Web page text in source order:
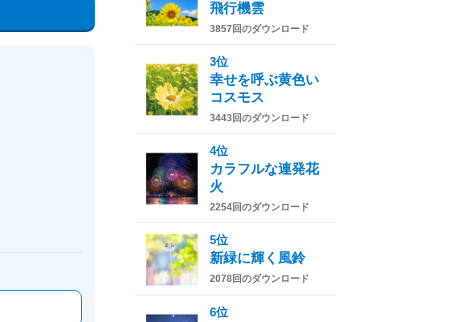
飛行機雲
3857回のダウンロード
3位
幸せを呼ぶ黄色い
コスモス
3443回のダウンロード
4位
カラフルな連発花
火
2254回のダウンロード
5位
新緑に輝く風鈴
2078回のダウンロード
6位